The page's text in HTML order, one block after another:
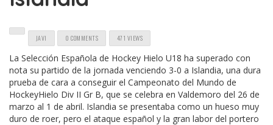
JAVI 0 COMMENTS 471 VIEWS
La Selección Española de Hockey Hielo U18 ha superado con
nota su partido de la jornada venciendo 3-0 a Islandia, una dura
prueba de cara a conseguir el Campeonato del Mundo de
HockeyHielo Div II Gr B, que se celebra en Valdemoro del 26 de
marzo al 1 de abril. Islandia se presentaba como un hueso muy
duro de roer, pero el ataque español y la gran labor del portero